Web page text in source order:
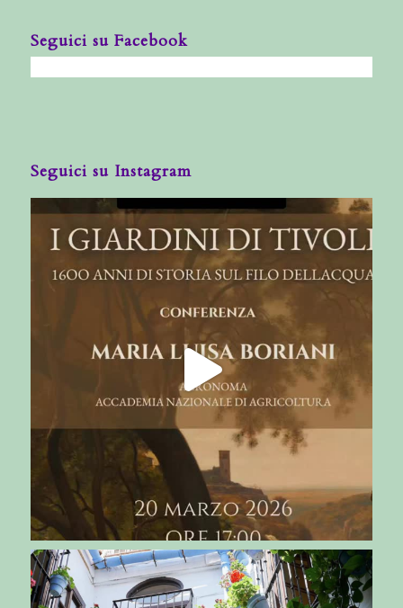
Seguici su Facebook
Seguici su Instagram